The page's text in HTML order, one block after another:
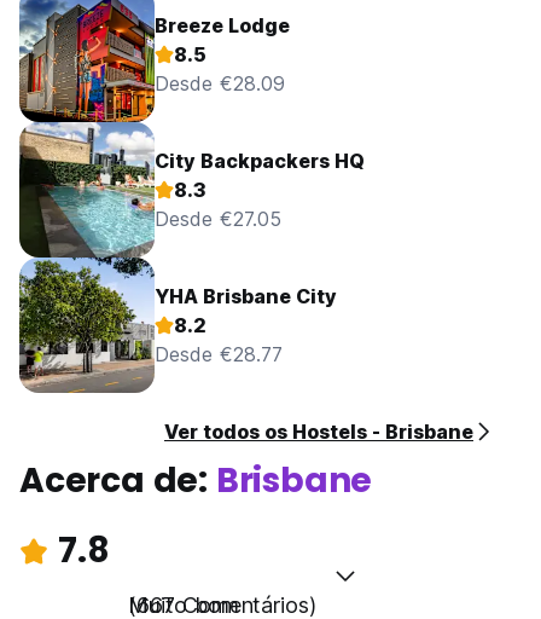
Breeze Lodge
8.5
Desde €28.09
City Backpackers HQ
8.3
Desde €27.05
YHA Brisbane City
8.2
Desde €28.77
Ver todos os Hostels - Brisbane
Acerca de: Brisbane
7.8
Muito bom
(667 Comentários)